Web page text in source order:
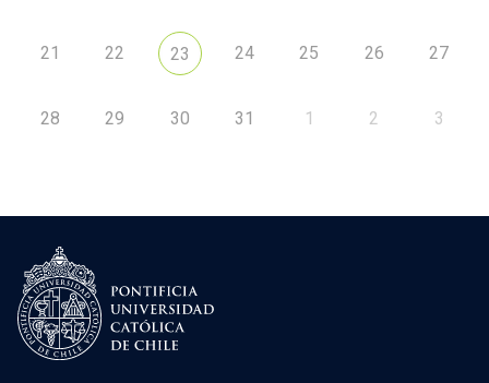
21 22 23 24 25 26 27
28 29 30 31 1 2 3